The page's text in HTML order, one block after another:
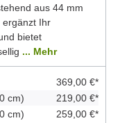
aus 44 mm
ergänzt Ihr
bietet
... Mehr
369,00 €*
cm)
219,00 €*
cm)
259,00 €*